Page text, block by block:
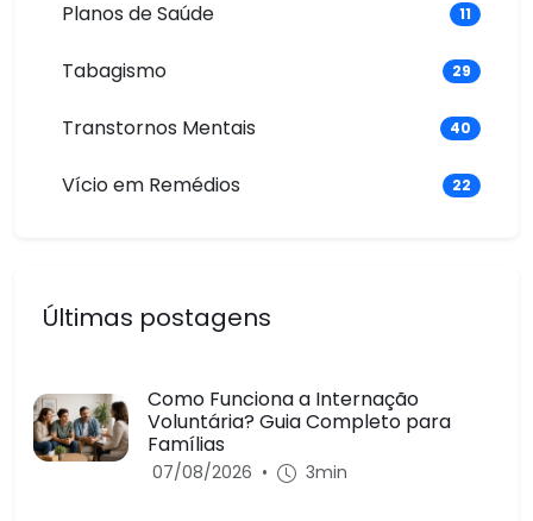
Planos de Saúde 11
Tabagismo 29
Transtornos Mentais 40
Vício em Remédios 22
Últimas postagens
Como Funciona a Internação
Voluntária? Guia Completo para
Famílias
07/08/2026 • 3min